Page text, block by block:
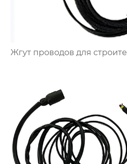
Жгут проводов для